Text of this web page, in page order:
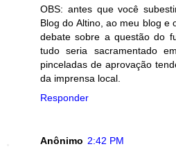
OBS: antes que você
Blog do Altino, ao meu blog e
debate sobre a questão do
tudo seria sacramentado
pinceladas de aprovação
da imprensa local.
Responder
Anônimo 2:42 PM